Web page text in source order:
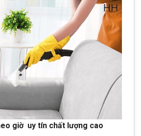
giờ uy tín chất lượng cao